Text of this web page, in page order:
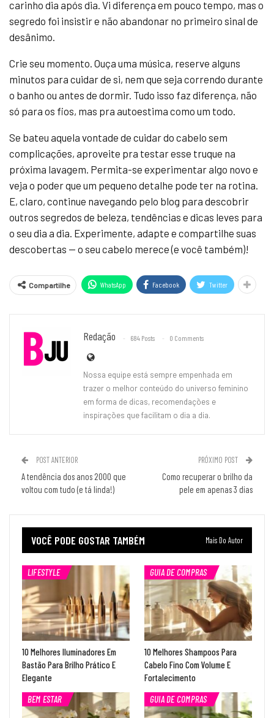
carinho dia após dia. Vi diferença em pouco tempo, mas o
segredo foi insistir e não abandonar no primeiro sinal de
desânimo.
Crie seu momento. Ouça uma música, reserve alguns
minutos para cuidar de si, nem que seja correndo durante
o banho ou antes de dormir. Tudo isso faz diferença, não
só para os fios, mas pra autoestima como um todo.
Se bateu aquela vontade de cuidar do cabelo sem
complicações, aproveite pra testar esse truque na
próxima lavagem. Permita-se experimentar algo novo e
veja o poder que um pequeno detalhe pode ter na rotina.
E, claro, continue navegando pelo blog para descobrir
outros segredos de beleza, tendências e dicas leves para
o seu dia a dia. Experimente, adapte e compartilhe suas
descobertas — o seu cabelo merece (e você também)!
Compartilhe WhatsApp Facebook Twitter
Redação 684 Posts 0 Comments
Nossa equipe está sempre empenhada em
trazer o melhor conteúdo do universo feminino
em forma de dicas, recomendações e
inspirações que facilitam o dia a dia.
POST ANTERIOR
A tendência dos anos 2000 que
voltou com tudo (e tá linda!)
PRÓXIMO POST
Como recuperar o brilho da
pele em apenas 3 dias
VOCÊ PODE GOSTAR TAMBÉM Mais Do Autor
LIFESTYLE
10 Melhores Iluminadores Em
Bastão Para Brilho Prático E
Elegante
GUIA DE COMPRAS
10 Melhores Shampoos Para
Cabelo Fino Com Volume E
Fortalecimento
BEM ESTAR
GUIA DE COMPRAS